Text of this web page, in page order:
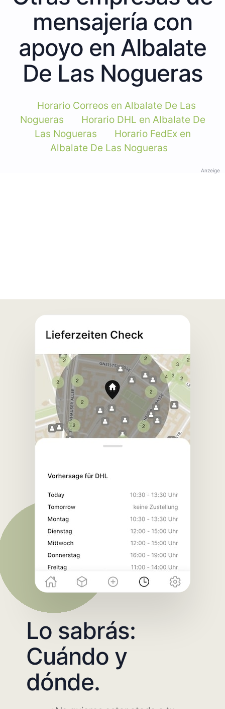
mensajería con
apoyo en Albalate
De Las Nogueras
Horario Correos en Albalate De Las
Nogueras
Horario DHL en Albalate De
Las Nogueras
Horario FedEx en
Albalate De Las Nogueras
Anzeige
Lo sabrás:
Cuándo y
dónde.